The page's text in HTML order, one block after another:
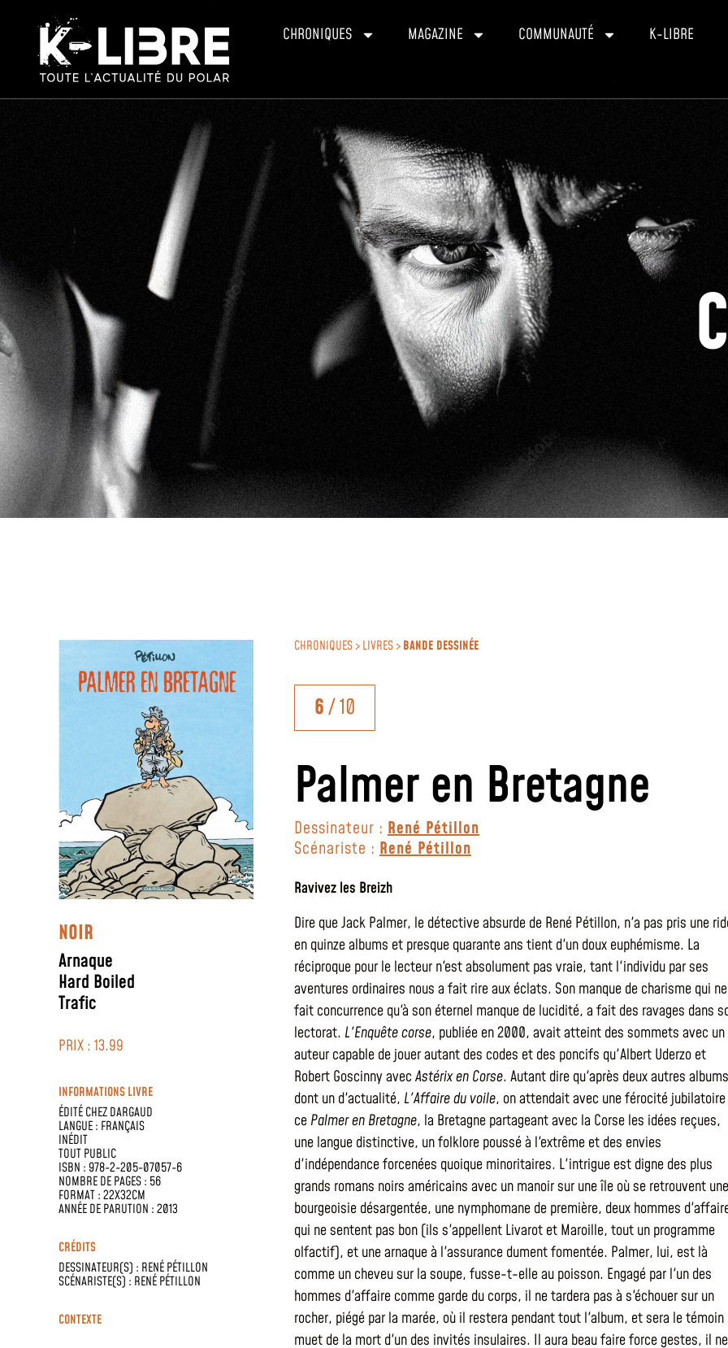
CHRONIQUES MAGAZINE COMMUNAUTÉ K-LIBRE
NOIR
Arnaque
Hard Boiled
Trafic
PRIX : 13.99
INFORMATIONS LIVRE
ÉDITÉ CHEZDARGAUD
LANGUE : FRANÇAIS
INÉDIT
TOUT PUBLIC
ISBN : 978-2-205-07057-6
NOMBRE DE PAGES : 56
FORMAT : 22X32CM
ANNÉE DE PARUTION : 2013
CRÉDITS
DESSINATEUR(S) : RENÉ PÉTILLON
SCÉNARISTE(S) : RENÉ PÉTILLON
CONTEXTE
CHRONIQUES > LIVRES >BANDE DESSINÉE
6/ 10
Palmer en Bretagne
Dessinateur : René Pétillon
Scénariste : René Pétillon
Ravivez les Breizh
Dire que Jack Palmer, le détective absurde de René Pétillon, n'a pas pris une
en quinze albums et presque quarante ans tient d'un doux euphémisme. La
réciproque pour le lecteur n'est absolument pas vraie, tant l'individu par ses
aventures ordinaires nous a fait rire aux éclats. Son manque de charisme qui ne
fait concurrence qu'à son éternel manque de lucidité, a fait des ravages dans
lectorat. L'Enquête corse, publiée en 2000, avait atteint des sommets avec un
auteur capable de jouer autant des codes et des poncifs qu'Albert Uderzo et
Robert Goscinny avec Astérix en Corse. Autant dire qu'après deux autres
dont un d'actualité, L'Affaire du voile, on attendait avec une férocité jubilatoire
ce Palmer en Bretagne, la Bretagne partageant avec la Corse les idées reçues,
une langue distinctive, un folklore poussé à l'extrême et des envies
d'indépendance forcenées quoique minoritaires. L'intrigue est digne des plus
grands romans noirs américains avec un manoir sur une île où se retrouvent une
bourgeoisie désargentée, une nymphomane de première, deux hommes
qui ne sentent pas bon (ils s'appellent Livarot et Maroille, tout un programme
olfactif), et une arnaque à l'assurance dument fomentée. Palmer, lui, est là
comme un cheveu sur la soupe, fusse-t-elle au poisson. Engagé par l'un des
hommes d'affaire comme garde du corps, il ne tardera pas à s'échouer sur un
rocher, piégé par la marée, où il restera pendant tout l'album, et sera le témoin
muet de la mort d'un des invités insulaires. Il aura beau faire force gestes, il ne